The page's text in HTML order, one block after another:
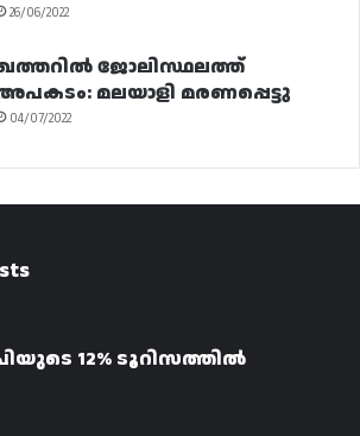
26/06/2022
ജോലിസ്ഥലത്ത്
മലയാളി മരണപ്പെട്ടു
04/07/2022
12% ടൂറിസത്തിൽ